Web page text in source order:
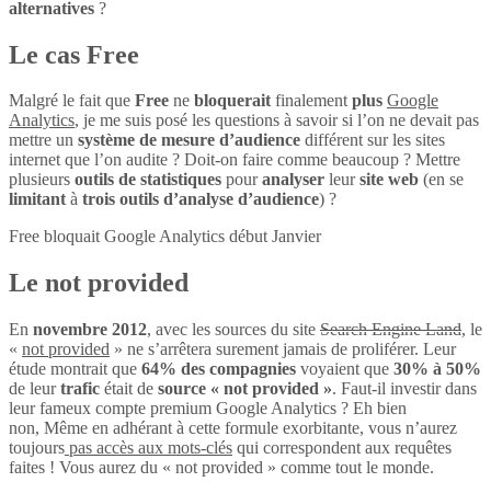
alternatives ?
Le cas Free
Malgré le fait que Free ne bloqueraitfinalementplus Google
Analytics, je me suis posé les questions à savoir si l’on ne devait pas
mettre un système de mesure d’audience différent sur les sites
internet que l’on audite ? Doit-on faire comme beaucoup ? Mettre
plusieurs outils de statistiques pouranalyser leursite web (en se
limitantà trois outils d’analyse d’audience) ?
Free bloquait Google Analytics début Janvier
Le not provided
En novembre 2012, avec les sources du site Search Engine Land, le
« not provided » ne s’arrêtera surement jamais de proliférer. Leur
étude montrait que 64% des compagnies voyaient que 30% à 50%
de leurtrafic était de source « not provided ». Faut-il investir dans
leur fameux compte premium Google Analytics ? Eh bien
non, Même en adhérant à cette formule exorbitante, vous n’aurez
toujours pas accès aux mots-clés qui correspondent aux requêtes
faites ! Vous aurez du « not provided » comme tout le monde.